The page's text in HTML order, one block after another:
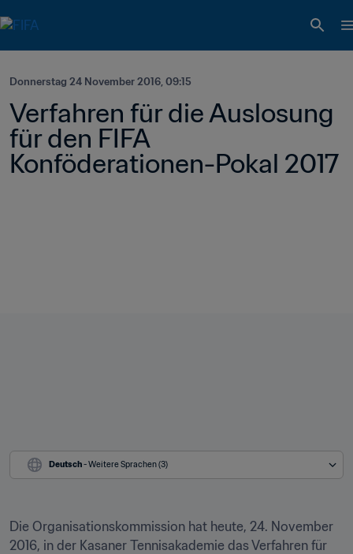
Donnerstag 24 November 2016, 09:15
Verfahren für die Auslosung
für den FIFA
Konföderationen-Pokal 2017
Deutsch - Weitere Sprachen (3)
Die Organisationskommission hat heute, 24. November
2016, in der Kasaner Tennisakademie das Verfahren für